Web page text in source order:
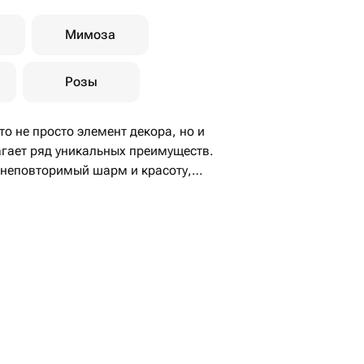
Мимоза
Розы
не просто элемент декора, но и
ряд уникальных преимуществ.
шарм и красоту,